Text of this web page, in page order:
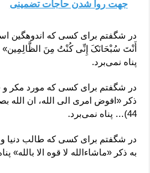
جهت روا شدن حاجات تضمینی
در شگفتم برای کسی که اندوهگین
پناه نمی‌برد.
در شگفتم برای کسی که مورد مکر و
ذکر «افوض امری الی الله، ان الله
44)… پناه نمی‌برد.
در شگفتم برای کسی که طالب دنیا و
به ذکر «ماشاءالله لا قوه الا بالله»